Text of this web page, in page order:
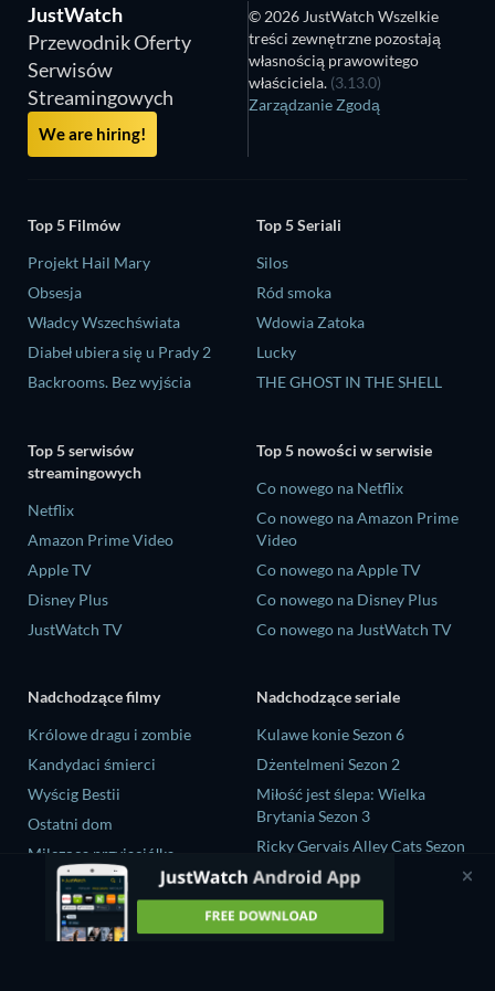
JustWatch
Przewodnik Oferty
Serwisów
Streamingowych
We are hiring!
© 2026 JustWatch Wszelkie
treści zewnętrzne pozostają
własnością prawowitego
właściciela. (3.13.0)
Zarządzanie Zgodą
Top 5 Filmów
Projekt Hail Mary
Obsesja
Władcy Wszechświata
Diabeł ubiera się u Prady 2
Backrooms. Bez wyjścia
Top 5 Seriali
Silos
Ród smoka
Wdowia Zatoka
Lucky
THE GHOST IN THE SHELL
Top 5 serwisów
streamingowych
Netflix
Amazon Prime Video
Apple TV
Disney Plus
JustWatch TV
Top 5 nowości w serwisie
Co nowego na Netflix
Co nowego na Amazon Prime
Video
Co nowego na Apple TV
Co nowego na Disney Plus
Co nowego na JustWatch TV
Nadchodzące filmy
Królowe dragu i zombie
Kandydaci śmierci
Wyścig Bestii
Ostatni dom
Milcząca przyjaciółka
Nadchodzące seriale
Kulawe konie Sezon 6
Dżentelmeni Sezon 2
Miłość jest ślepa: Wielka
Brytania Sezon 3
Ricky Gervais Alley Cats Sezon
1
Operation Safed Sagar Sezon 1